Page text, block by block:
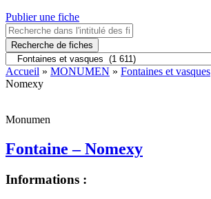
Publier une fiche
Recherche de fiches
Accueil » MONUMEN » Fontaines et vasques
Nomexy
Monumen
Fontaine – Nomexy
Informations :